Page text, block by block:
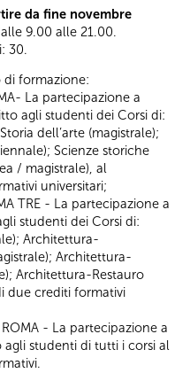
da fine novembre
9.00 alle 21.00.
30.
di formazione:
La partecipazione a
agli studenti dei Corsi di:
dell’arte (magistrale);
Scienze storiche
/ magistrale), al
universitari;
TRE - La partecipazione a
studenti dei Corsi di:
Architettura-
Architettura-
Architettura-Restauro
due crediti formativi
- La partecipazione a
studenti di tutti i corsi al